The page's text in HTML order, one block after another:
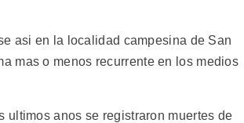
asi en la localidad campesina de San
mas o menos recurrente en los medios
ultimos anos se registraron muertes de